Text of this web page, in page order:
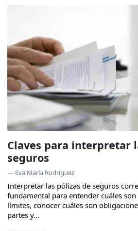
Claves para interpretar
seguros
— Eva María Rodríguez
Interpretar las pólizas de seguros
fundamental para entender cuáles
límites, conocer cuáles son
partes y...